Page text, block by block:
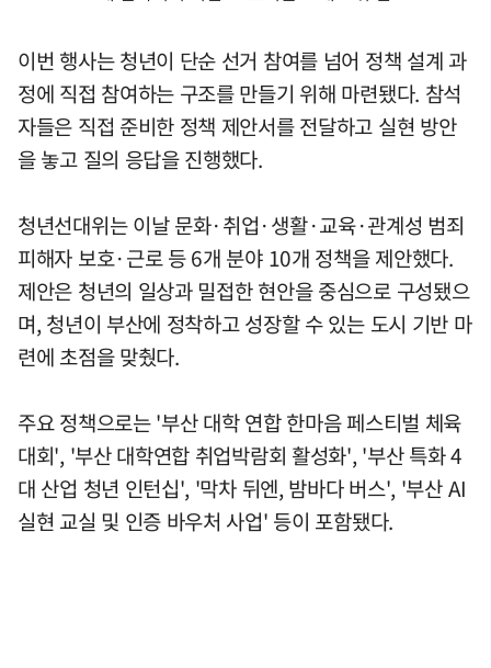
이번 행사는 청년이 단순 선거 참여를 넘어 정책 설계 과
정에 직접 참여하는 구조를 만들기 위해 마련됐다. 참석
자들은 직접 준비한 정책 제안서를 전달하고 실현 방안
을 놓고 질의 응답을 진행했다.
청년선대위는 이날 문화·취업·생활·교육·관계성 범죄
피해자 보호·근로 등 6개 분야 10개 정책을 제안했다.
제안은 청년의 일상과 밀접한 현안을 중심으로 구성됐으
며, 청년이 부산에 정착하고 성장할 수 있는 도시 기반 마
련에 초점을 맞췄다.
주요 정책으로는 '부산 대학 연합 한마음 페스티벌 체육
대회', '부산 대학연합 취업박람회 활성화', '부산 특화 4
대 산업 청년 인턴십', '막차 뒤엔, 밤바다 버스', '부산 AI
실현 교실 및 인증 바우처 사업' 등이 포함됐다.